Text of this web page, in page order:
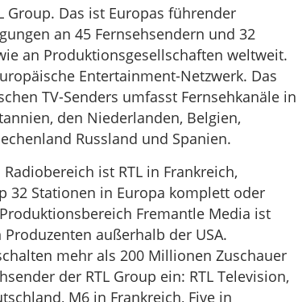
Group. Das ist Europas führender
an 45 Fernsehsendern und 32
an Produktionsgesellschaften weltweit.
Entertainment-Netzwerk. Das
TV-Senders umfasst Fernsehkanäle in
den Niederlanden, Belgien,
Russland und Spanien.
ist RTL in Frankreich,
32 Stationen in Europa komplett oder
Fremantle Media ist
außerhalb der USA.
mehr als 200 Millionen Zuschauer
der RTL Group ein: RTL Television,
M6 in Frankreich, Five in